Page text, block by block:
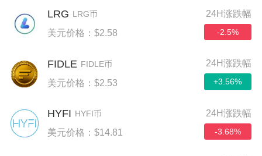
LRG LRG币
美元价格：$2.58
24H涨跌幅
-2.5%
FIDLE FIDLE币
美元价格：$2.53
24H涨跌幅
+3.56%
HYFI HYFI币
美元价格：$14.81
24H涨跌幅
-3.68%